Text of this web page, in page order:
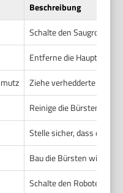
Beschreibung
Schalte den Saugroboter
Entferne die
Ziehe verhedderte
Reinige die Bürsten mit
Stelle sicher, dass die
Bau die Bürsten wieder
Schalte den Roboter ein